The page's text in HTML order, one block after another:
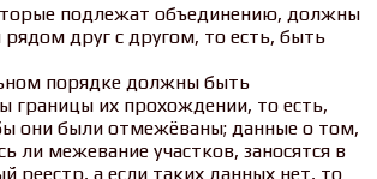
подлежат объединению, должны
рядом друг с другом, то есть, быть
порядке должны быть
границы их прохождении, то есть,
они были отмежёваны; данные о том,
ли межевание участков, заносятся в
реестр, а если таких данных нет, то